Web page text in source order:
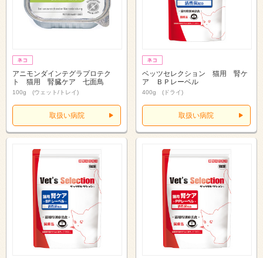
アニモンダインテグラプロテク
ト 猫用 腎臓ケア 七面鳥
100g (ウェット/トレイ)
取扱い病院
ベッツセレクション 猫用 腎ケ
ア ＢＰレーベル
400g (ドライ)
取扱い病院